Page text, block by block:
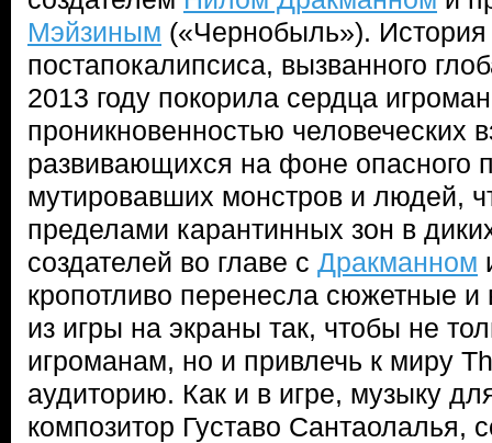
Мэйзиным («Чернобыль»). История
постапокалипсиса, вызванного
2013 году покорила сердца
проникновенностью человеческих
развивающихся на фоне опасного
мутировавших монстров и людей,
пределами карантинных зон в
создателей во главе с Дракманном
кропотливо перенесла сюжетные
из игры на экраны так, чтобы не
игроманам, но и привлечь к миру
аудиторию. Как и в игре, музыку
композитор Густаво Сантаолалья,